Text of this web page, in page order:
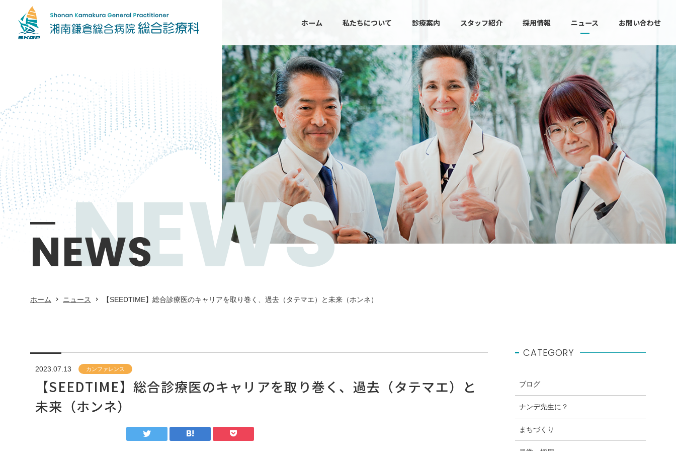
ホーム 私たちについて 診療案内 スタッフ紹介 採用情報 ニュース お問い合わせ
NEWS
NEWS
ホーム ニュース 【SEEDTIME】総合診療医のキャリアを取り巻く、過去（タテマエ）と未来（ホンネ）
2023.07.13 カンファレンス
【SEEDTIME】総合診療医のキャリアを取り巻く、過去（タテマエ）と
未来（ホンネ）
CATEGORY
ブログ
ナンデ先生に？
まちづくり